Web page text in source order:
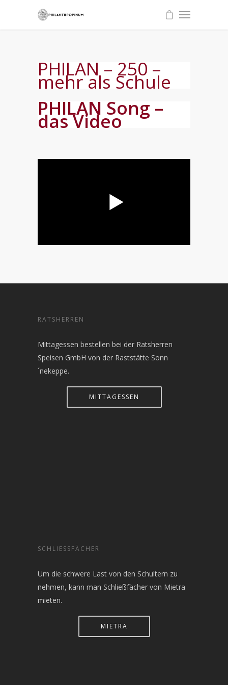
PHILAN – 250 –
mehr als Schule
PHILAN Song –
das Video
RATSHERREN
Mittagessen bestellen bei der Ratsherren
Speisen GmbH von der Raststätte Sonn
´nekeppe.
MITTAGESSEN
SCHLIESSFÄCHER
Um die schwere Last von den Schultern zu
nehmen, kann man Schließfächer von Mietra
mieten.
MIETRA